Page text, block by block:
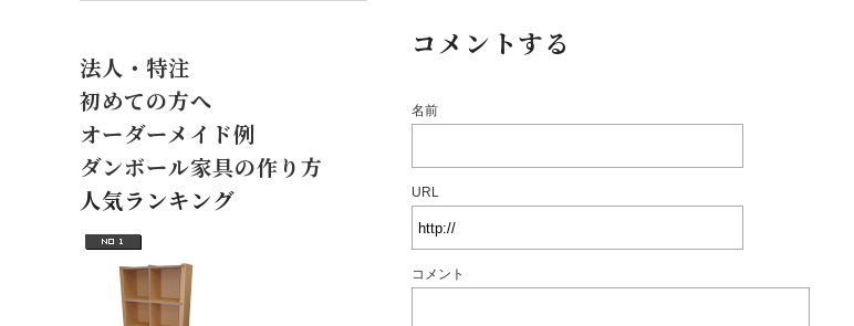
コメントする
名前
URL
コメント
法人・特注
初めての方へ
オーダーメイド例
ダンボール家具の作り方
人気ランキング